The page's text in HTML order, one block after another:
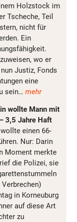
Holzstock im
Tscheche, Teil
nicht für
Ein
wo er
Justiz, Fonds
eine
sein… mehr
wollte Mann mit
3,5 Jahre Haft
einen 66-
Nur: Darin
Moment merkte
die Polizei, sie
in Korneuburg
auf diese Art
zu